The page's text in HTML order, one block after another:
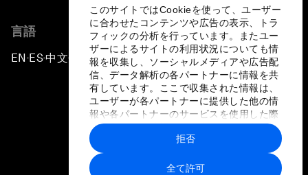
このサイトではCookieを使って、ユーザー
に合わせたコンテンツや広告の表示、トラ
フィックの分析を行っています。またユー
ザーによるサイトの利用状況についても情
報を収集し、ソーシャルメディアや広告配
信、データ解析の各パートナーに情報を共
有しています。ここで収集された情報は、
ユーザーが各パートナーに提供した他の情
報や各パートナーのサービスを使用した際
に収集された情報と組み合わされ、各パー
トナーによって使用されることがありま
す。
全て許可
拒否
言語
EN ▪ES▪中文▪ 日本語
プライバシーポリシーと利用規約